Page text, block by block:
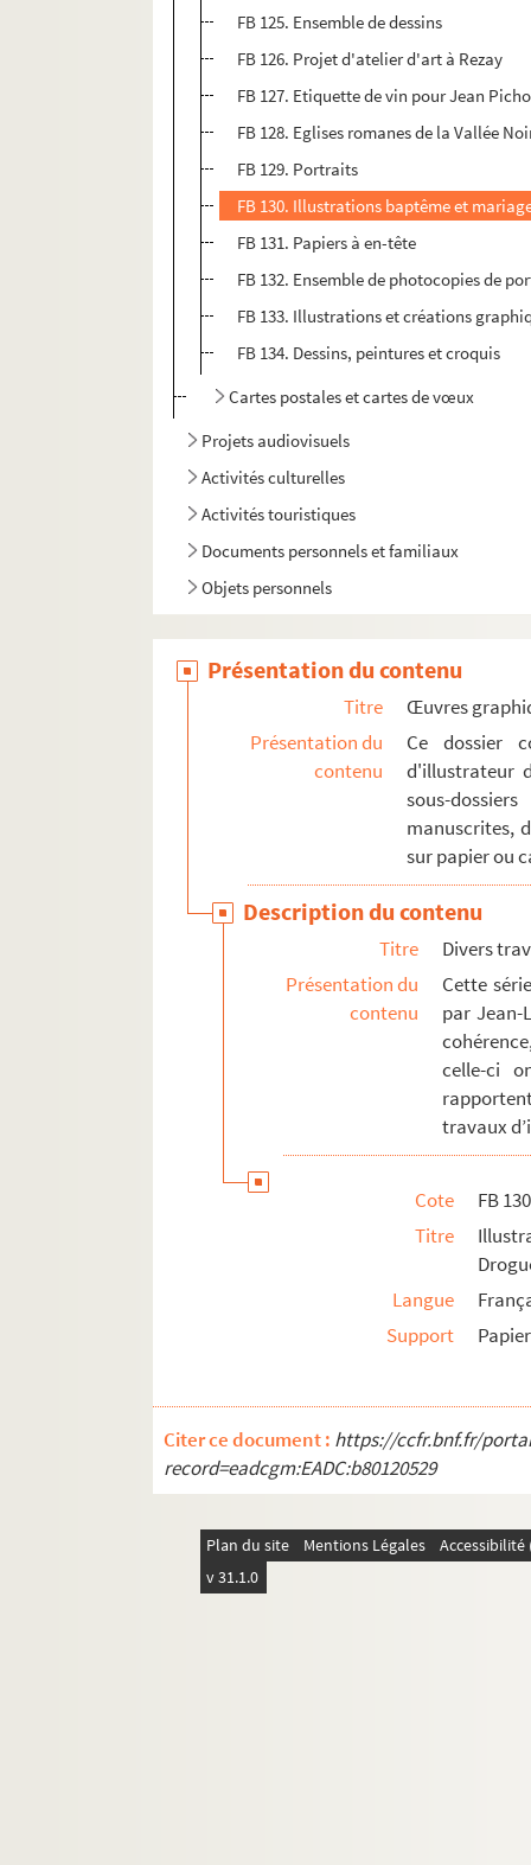
FB 125. Ensemble de dessins
FB 126. Projet d'atelier d'art à Rezay
FB 127. Etiquette de vin pour Jean
FB 128. Eglises romanes de la Vallée
FB 129. Portraits
FB 130. Illustrations baptême et
FB 131. Papiers à en-tête
FB 132. Ensemble de photocopies de
FB 133. Illustrations et créations
FB 134. Dessins, peintures et croquis
Cartes postales et cartes de vœux
Projets audiovisuels
Activités culturelles
Activités touristiques
Documents personnels et familiaux
Objets personnels
Présentation du contenu
Titre
Œuvres
Présentation du
contenu
Ce dossier
d'illustrateur
sous-
manuscrites,
sur papier ou
Description du contenu
Titre
Divers
Présentation du
contenu
Cette
par Jean-
celle-ci
travaux
Cote
FB 130
Titre
Langue
Support
Papier
Citer ce document : https://ccfr.bnf.fr/
record=eadcgm:EADC:b80120529
Plan du site Mentions Légales
v 31.1.0